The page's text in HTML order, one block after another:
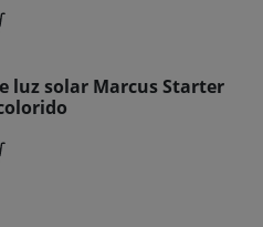
luz solar Marcus Starter